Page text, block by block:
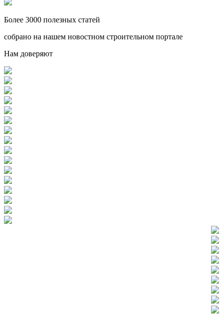
Более 3000 полезных статей
собрано на нашем новостном строительном портале
Нам доверяют